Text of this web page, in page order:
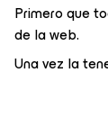
Primero que
de la web.
Una vez la